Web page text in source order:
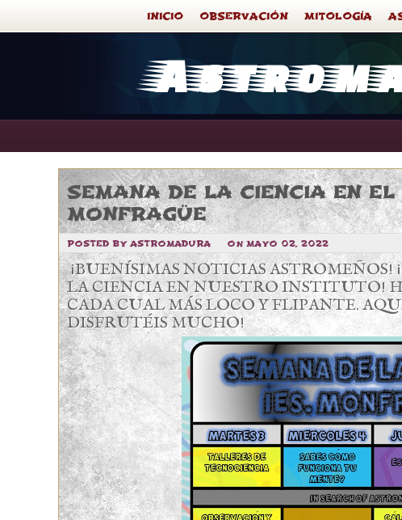
INICIO OBSERVACIÓN MITOLOGÍA
SEMANA DE LA CIENCIA EN
MONFRAGÜE
POSTED BY ASTROMADURA ON MAYO 02, 2022
¡BUENÍSIMAS NOTICIAS ASTROMEÑOS!
LA CIENCIA EN NUESTRO INSTITUTO!
CADA CUAL MÁS LOCO Y FLIPANTE.
DISFRUTÉIS MUCHO!